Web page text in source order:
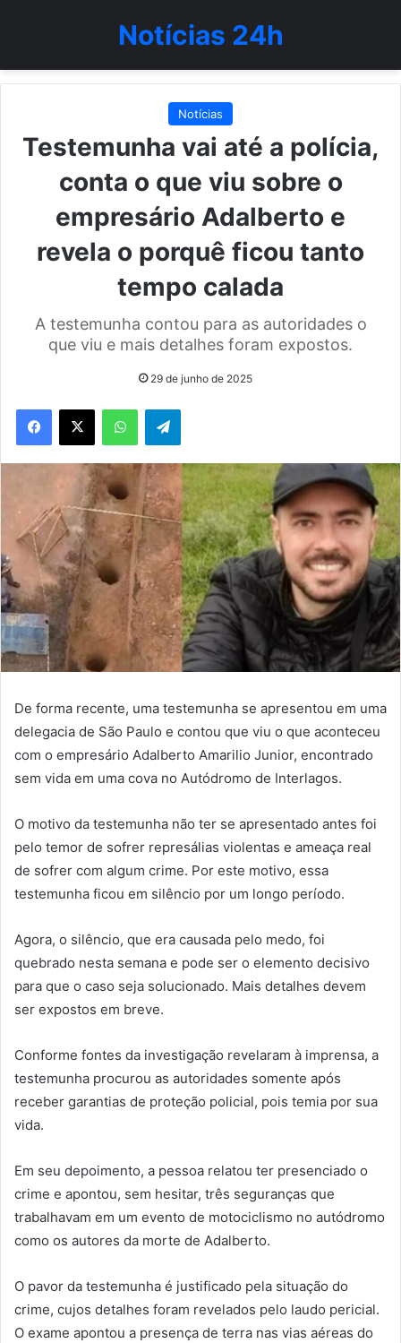
Notícias 24h
Notícias
Testemunha vai até a polícia,
conta o que viu sobre o
empresário Adalberto e
revela o porquê ficou tanto
tempo calada
A testemunha contou para as autoridades o
que viu e mais detalhes foram expostos.
29 de junho de 2025
WhatsAppTelegram
De forma recente, uma testemunha se apresentou em uma
delegacia de São Paulo e contou que viu o que aconteceu
com o empresário Adalberto Amarilio Junior, encontrado
sem vida em uma cova no Autódromo de Interlagos.
O motivo da testemunha não ter se apresentado antes foi
pelo temor de sofrer represálias violentas e ameaça real
de sofrer com algum crime. Por este motivo, essa
testemunha ficou em silêncio por um longo período.
Agora, o silêncio, que era causada pelo medo, foi
quebrado nesta semana e pode ser o elemento decisivo
para que o caso seja solucionado. Mais detalhes devem
ser expostos em breve.
Conforme fontes da investigação revelaram à imprensa, a
testemunha procurou as autoridades somente após
receber garantias de proteção policial, pois temia por sua
vida.
Em seu depoimento, a pessoa relatou ter presenciado o
crime e apontou, sem hesitar, três seguranças que
trabalhavam em um evento de motociclismo no autódromo
como os autores da morte de Adalberto.
O pavor da testemunha é justificado pela situação do
crime, cujos detalhes foram revelados pelo laudo pericial.
O exame apontou a presença de terra nas vias aéreas do